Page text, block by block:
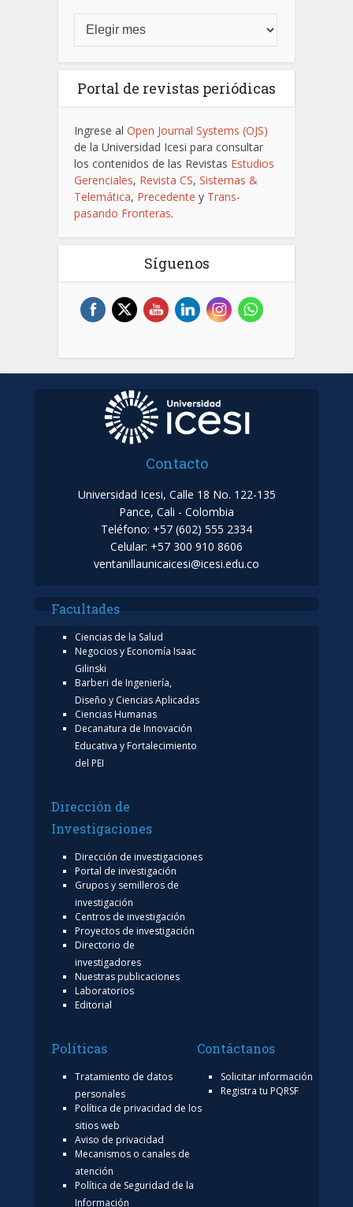
Portal de revistas periódicas
Ingrese al Open Journal Systems (OJS)
de la Universidad Icesi para consultar
los contenidos de las Revistas Estudios
Gerenciales, Revista CS, Sistemas &
Telemática, Precedente y Trans-
pasando Fronteras.
Síguenos
Contacto
Universidad Icesi, Calle 18 No. 122-135
Pance, Cali - Colombia
Teléfono: +57 (602) 555 2334
Celular: +57 300 910 8606
ventanillaunicaicesi@icesi.edu.co
Facultades
Ciencias de la Salud
Negocios y Economía Isaac
Gilinski
Barberi de Ingeniería,
Diseño y Ciencias Aplicadas
Ciencias Humanas
Decanatura de Innovación
Educativa y Fortalecimiento
del PEI
Dirección de
Investigaciones
Dirección de investigaciones
Portal de investigación
Grupos y semilleros de
investigación
Centros de investigación
Proyectos de investigación
Directorio de
investigadores
Nuestras publicaciones
Laboratorios
Editorial
Políticas
Tratamiento de datos
personales
Política de privacidad de los
sitios web
Aviso de privacidad
Mecanismos o canales de
atención
Política de Seguridad de la
Información
Contáctanos
Solicitar información
Registra tu PQRSF